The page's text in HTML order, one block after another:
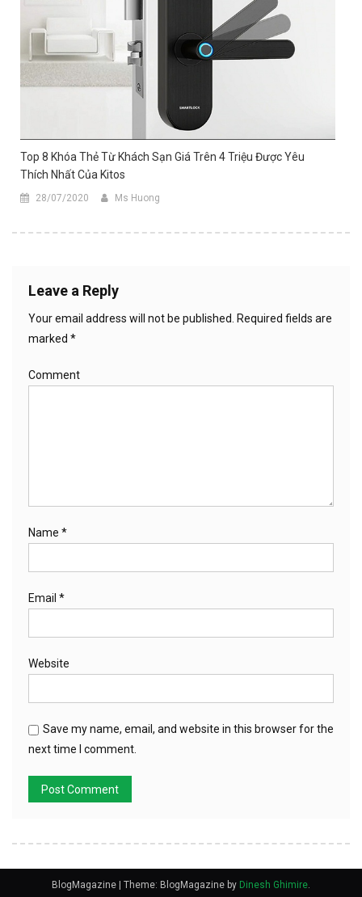
Top 8 Khóa Thẻ Từ Khách Sạn Giá Trên 4 Triệu Được Yêu
Thích Nhất Của Kitos
28/07/2020 Ms Huong
Leave a Reply
Your email address will not be published. Required fields are
marked *
Comment
Name *
Email *
Website
Save my name, email, and website in this browser for the
next time I comment.
BlogMagazine Theme: BlogMagazine by Dinesh Ghimire.